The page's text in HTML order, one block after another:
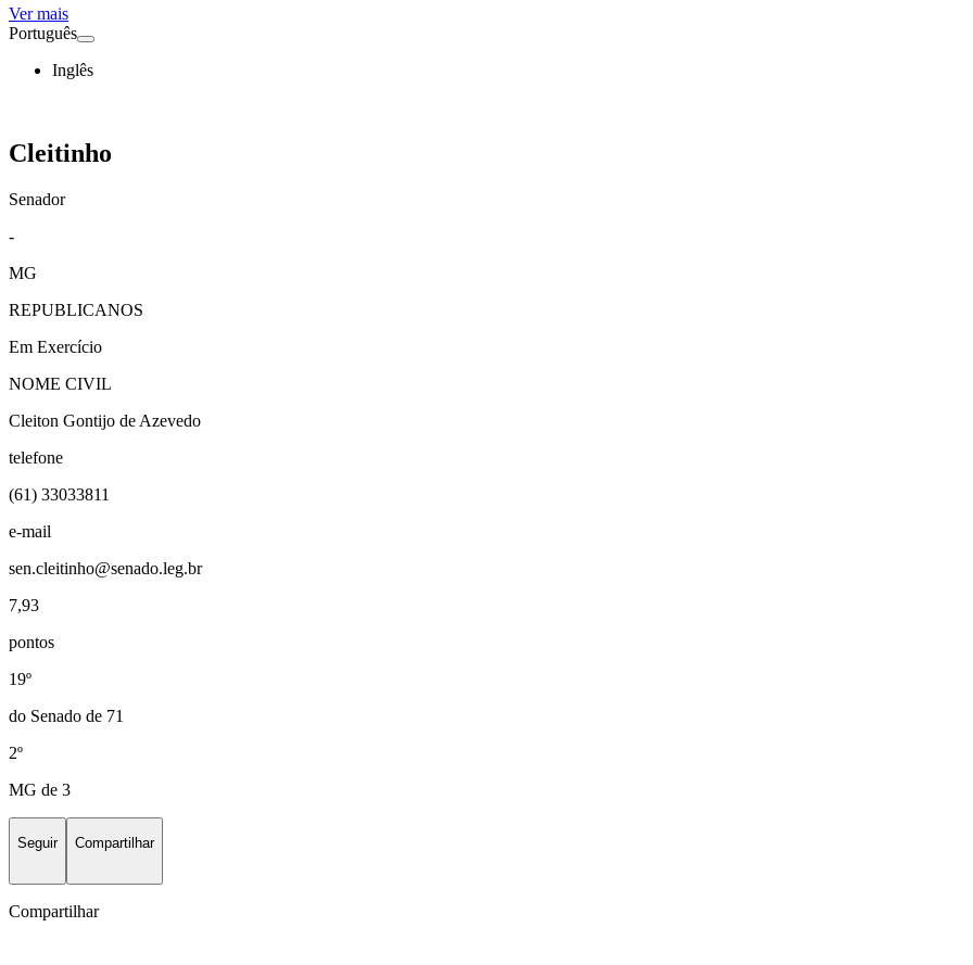
Ver mais
Português
Inglês
Cleitinho
Senador
-
MG
REPUBLICANOS
Em Exercício
NOME CIVIL
Cleiton Gontijo de Azevedo
telefone
(61) 33033811
e-mail
sen.cleitinho@senado.leg.br
7,93
pontos
19º
do Senado de 71
2º
MG de 3
Seguir Compartilhar
Compartilhar